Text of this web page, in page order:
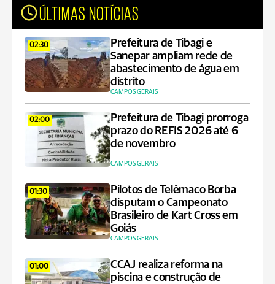
ÚLTIMAS NOTÍCIAS
02:30
Prefeitura de Tibagi e
Sanepar ampliam rede de
abastecimento de água em
distrito
CAMPOS GERAIS
02:00
Prefeitura de Tibagi prorroga
prazo do REFIS 2026 até 6
de novembro
CAMPOS GERAIS
01:30
Pilotos de Telêmaco Borba
disputam o Campeonato
Brasileiro de Kart Cross em
Goiás
CAMPOS GERAIS
01:00
CCAJ realiza reforma na
piscina e construção de